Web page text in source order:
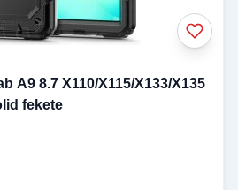
A9 8.7 X110/X115/X133/X135
fekete